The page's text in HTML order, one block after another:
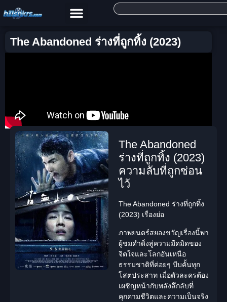
The Abandoned ร่างที่ถูกทิ้ง (2023)
The Abandoned
ร่างที่ถูกทิ้ง (2023)
ความลับที่ถูกซ่อน
ไว้
The Abandoned ร่างที่ถูกทิ้ง
(2023) เรื่องย่อ
ภาพยนตร์สยองขวัญเรื่องนี้พา
ผู้ชมดำดิ่งสู่ความมืดมิดของ
จิตใจและโลกอันเหนือ
ธรรมชาติที่ค่อยๆ บีบคั้นทุก
โสตประสาท เมื่อตัวละครต้อง
เผชิญหน้ากับพลังลึกลับที่
คุกคามชีวิตและความเป็นจริง